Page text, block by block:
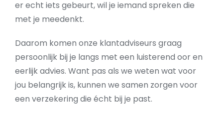
er echt iets gebeurt, wil je iemand spreken die
met je meedenkt.
Daarom komen onze klantadviseurs graag
persoonlijk bij je langs met een luisterend oor en
eerlijk advies. Want pas als we weten wat voor
jou belangrijk is, kunnen we samen zorgen voor
een verzekering die écht bij je past.